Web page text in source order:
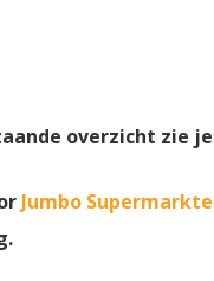
overzicht zie
Jumbo